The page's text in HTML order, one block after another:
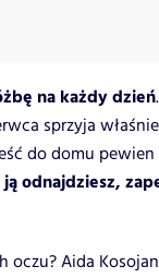
na każdy dzień
sprzyja
do domu
odnajdziesz,
oczu? Aida